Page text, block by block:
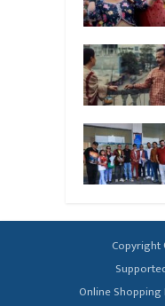
Online